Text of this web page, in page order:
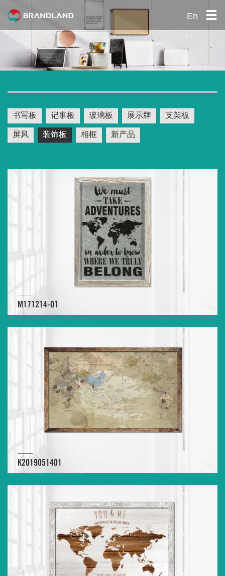
首页
关于我们
社会责任
招贤纳士
En
书写板 记事板 玻璃板 展示牌 支架板
屏风 装饰板 相框 新产品
M171214-01
K2019051401